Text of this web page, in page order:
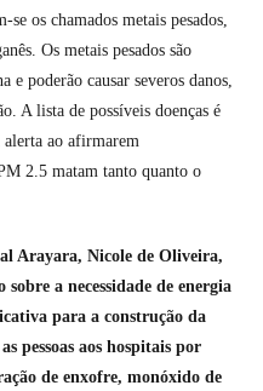
os chamados metais pesados,
Os metais pesados são
e poderão causar severos danos,
A lista de possíveis doenças é
ao afirmarem
2.5 matam tanto quanto o
Arayara, Nicole de Oliveira,
a necessidade de energia
para a construção da
pessoas aos hospitais por
de enxofre, monóxido de